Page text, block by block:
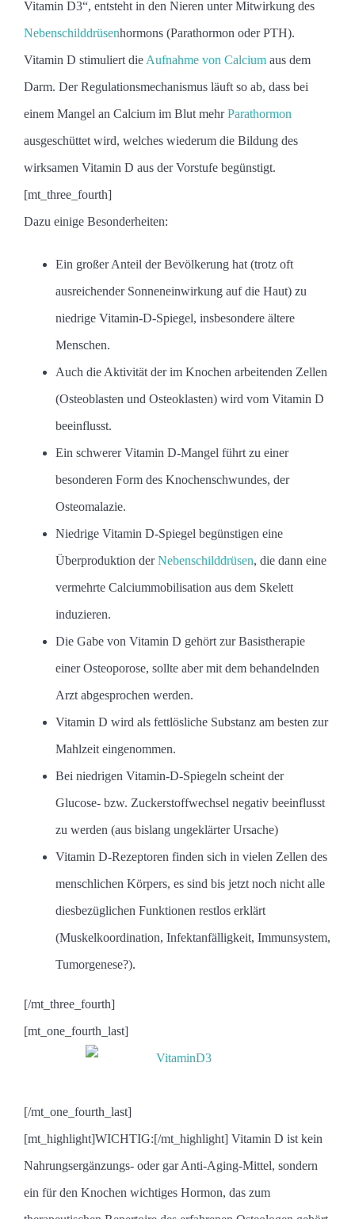
Vitamin D3“, entsteht in den Nieren unter Mitwirkung des
Nebenschilddrüsenhormons (Parathormon oder PTH).
Vitamin D stimuliert die Aufnahme von Calcium aus dem
Darm. Der Regulationsmechanismus läuft so ab, dass bei
einem Mangel an Calcium im Blut mehrParathormon
ausgeschüttet wird, welches wiederum die Bildung des
wirksamen Vitamin D aus der Vorstufe begünstigt.
[mt_three_fourth]
Dazu einige Besonderheiten:
Ein großer Anteil der Bevölkerung hat (trotz oft
ausreichender Sonneneinwirkung auf die Haut) zu
niedrige Vitamin-D-Spiegel, insbesondere ältere
Menschen.
Auch die Aktivität der im Knochen arbeitenden Zellen
(Osteoblasten und Osteoklasten) wird vom Vitamin D
beeinflusst.
Ein schwerer Vitamin D-Mangel führt zu einer
besonderen Form des Knochenschwundes, der
Osteomalazie.
Niedrige Vitamin D-Spiegel begünstigen eine
Überproduktion derNebenschilddrüsen, die dann eine
vermehrte Calciummobilisation aus dem Skelett
induzieren.
Die Gabe von Vitamin D gehört zur Basistherapie
einer Osteoporose, sollte aber mit dem behandelnden
Arzt abgesprochen werden.
Vitamin D wird als fettlösliche Substanz am besten zur
Mahlzeit eingenommen.
Bei niedrigen Vitamin-D-Spiegeln scheint der
Glucose- bzw. Zuckerstoffwechsel negativ beeinflusst
zu werden (aus bislang ungeklärter Ursache)
Vitamin D-Rezeptoren finden sich in vielen Zellen des
menschlichen Körpers, es sind bis jetzt noch nicht alle
diesbezüglichen Funktionen restlos erklärt
(Muskelkoordination, Infektanfälligkeit, Immunsystem,
Tumorgenese?).
[/mt_three_fourth]
[mt_one_fourth_last]
[/mt_one_fourth_last]
[mt_highlight]WICHTIG:[/mt_highlight] Vitamin D ist kein
Nahrungsergänzungs- oder gar Anti-Aging-Mittel, sondern
ein für den Knochen wichtiges Hormon, das zum